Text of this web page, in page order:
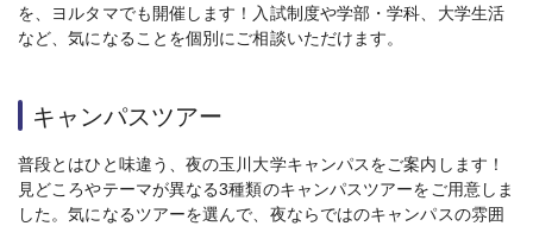
を、ヨルタマでも開催します！入試制度や学部・学科、大学生活
など、気になることを個別にご相談いただけます。
キャンパスツアー
普段とはひと味違う、夜の玉川大学キャンパスをご案内します！
見どころやテーマが異なる3種類のキャンパスツアーをご用意しま
した。気になるツアーを選んで、夜ならではのキャンパスの雰囲